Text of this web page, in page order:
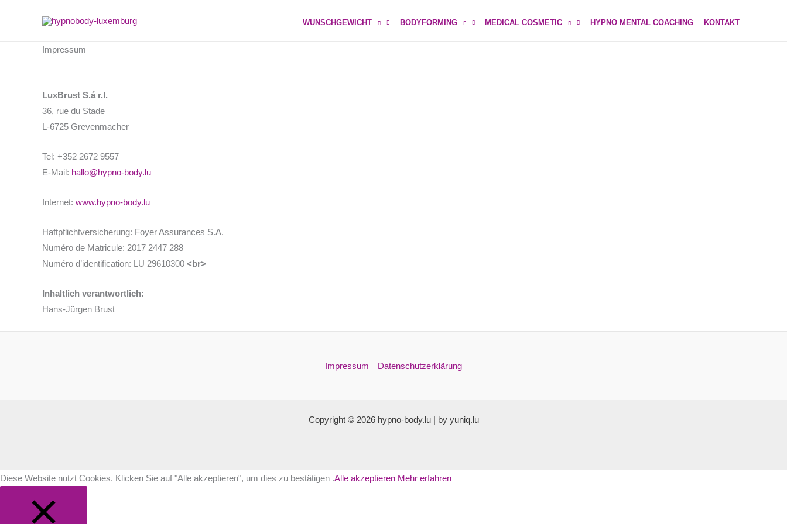
WUNSCHGEWICHT BODYFORMING MEDICAL COSMETIC HYPNO MENTAL COACHING KONTAKT
Impressum
LuxBrust S.á r.l.
36, rue du Stade
L-6725 Grevenmacher
Tel: +352 2672 9557
E-Mail: hallo@hypno-body.lu
Internet: www.hypno-body.lu
Haftpflichtversicherung: Foyer Assurances S.A.
Numéro de Matricule: 2017 2447 288
Numéro d’identification: LU 29610300 <br>
Inhaltlich verantwortlich:
Hans-Jürgen Brust
Impressum Datenschutzerklärung
Copyright © 2026 hypno-body.lu | by yuniq.lu
Diese Website nutzt Cookies. Klicken Sie auf "Alle akzeptieren", um dies zu bestätigen .Alle akzeptieren Mehr erfahren